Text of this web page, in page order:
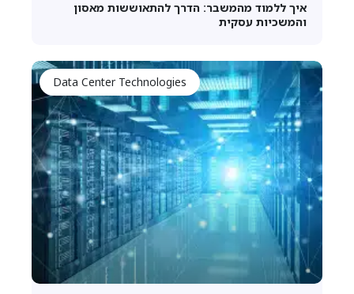
איך ללמוד מהמשבר: הדרך להתאוששות מאסון
והמשכיות עסקית
Data Center Technologies